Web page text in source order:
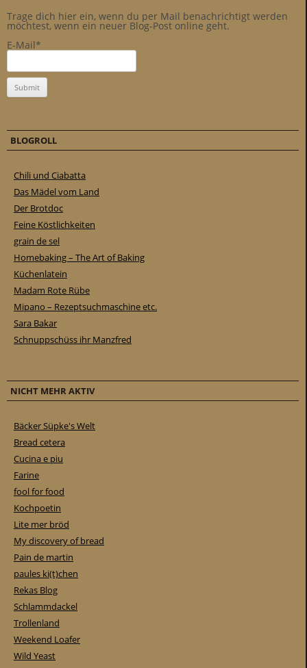
h
a
n
k
s
z
5
T
a
g
e
n
h
a
l
t
e
–
s
w
e
i
t
i
s
t
e
s
b
e
i
u
n
s
Trage dich hier ein, wenn du per Mail benachrichtigt werden
möchtest, wenn ein neuer Blog-Post online geht.
E-Mail*
BLOGROLL
Chili und Ciabatta
Das Mädel vom Land
Der Brotdoc
Feine Köstlichkeiten
grain de sel
Homebaking – The Art of Baking
Küchenlatein
Madam Rote Rübe
Mipano – Rezeptsuchmaschine etc.
Sara Bakar
Schnuppschüss ihr Manzfred
NICHT MEHR AKTIV
Bäcker Süpke's Welt
Bread cetera
Cucina e piu
Farine
fool for food
Kochpoetin
Lite mer bröd
My discovery of bread
Pain de martin
paules ki(t)chen
Rekas Blog
Schlammdackel
Trollenland
Weekend Loafer
Wild Yeast